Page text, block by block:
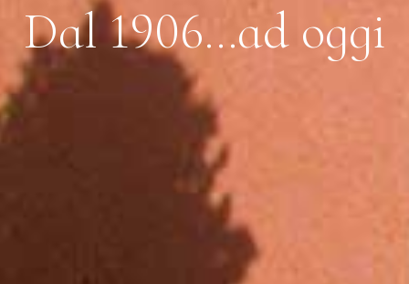
Dal1906…ad oggi